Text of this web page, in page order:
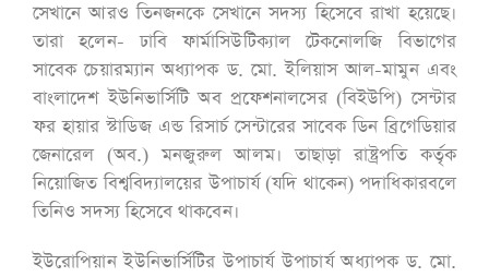
সেখানে আরও তিনজনকে সেখানে সদস্য হিসেবে রাখা হয়েছে।
তারা হলেন- ঢাবি ফার্মাসিউটিক্যাল টেকনোলজি বিভাগের
সাবেক চেয়ারম্যান অধ্যাপক ড. মো. ইলিয়াস আল-মামুন এবং
বাংলাদেশ ইউনিভার্সিটি অব প্রফেশনালসের (বিইউপি) সেন্টার
ফর হায়ার স্টাডিজ এন্ড রিসার্চ সেন্টারের সাবেক ডিন ব্রিগেডিয়ার
জেনারেল (অব.) মনজুরুল আলম। তাছাড়া রাষ্ট্রপতি কর্তৃক
নিয়োজিত বিশ্ববিদ্যালয়ের উপাচার্য (যদি থাকেন) পদাধিকারবলে
তিনিও সদস্য হিসেবে থাকবেন।
ইউরোপিয়ান ইউনিভার্সিটির উপাচার্য উপাচার্য অধ্যাপক ড. মো.